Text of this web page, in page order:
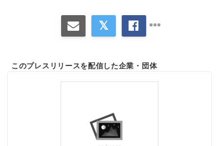
このプレスリリースを配信した企業・団体